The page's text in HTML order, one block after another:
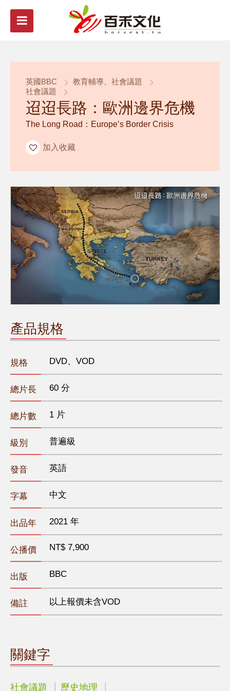
英國BBC
教育輔導、社會議題
社會議題
迢迢長路：歐洲邊界危機
The Long Road：Europe’s Border Crisis
加入收藏
產品規格
規格 DVD、VOD
總片長 60 分
總片數 1 片
級別 普遍級
發音 英語
字幕 中文
出品年 2021 年
公播價 NT$ 7,900
出版 BBC
備註 以上報價未含VOD
關鍵字
社會議題 歷史地理